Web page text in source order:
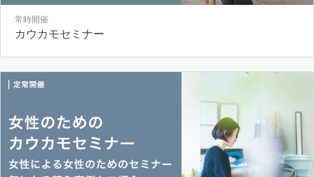
常時開催
カウカモセミナー